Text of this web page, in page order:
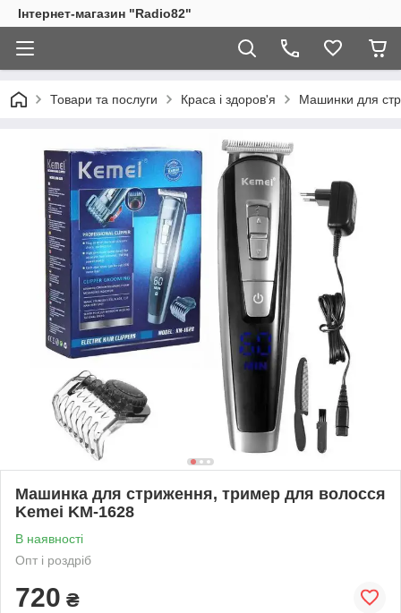
Інтернет-магазин "Radio82"
Товари та послуги Краса і здоров'я Машинки для
Машинка для стриження, тример для волосся
Kemei KM-1628
В наявності
Опт і роздріб
720 ₴